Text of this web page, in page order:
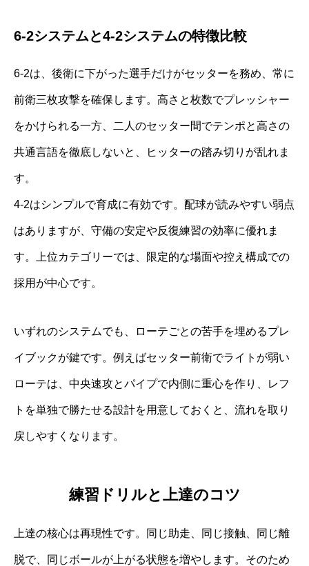
6-2システムと4-2システムの特徴比較
6-2は、後衛に下がった選手だけがセッターを務め、常に
前衛三枚攻撃を確保します。高さと枚数でプレッシャー
をかけられる一方、二人のセッター間でテンポと高さの
共通言語を徹底しないと、ヒッターの踏み切りが乱れま
す。
4-2はシンプルで育成に有効です。配球が読みやすい弱点
はありますが、守備の安定や反復練習の効率に優れま
す。上位カテゴリーでは、限定的な場面や控え構成での
採用が中心です。
いずれのシステムでも、ローテごとの苦手を埋めるプレ
イブックが鍵です。例えばセッター前衛でライトが弱い
ローテは、中央速攻とパイプで内側に重心を作り、レフ
トを単独で勝たせる設計を用意しておくと、流れを取り
戻しやすくなります。
練習ドリルと上達のコツ
上達の核心は再現性です。同じ助走、同じ接触、同じ離
脱で、同じボールが上がる状態を増やします。そのため